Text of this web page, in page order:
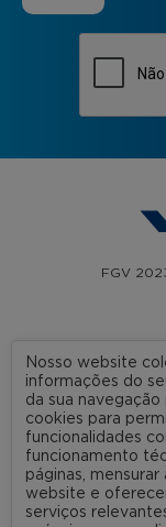
FGV
Nosso website
informações do
da sua
cookies para
funcionalidades
funcionamento
páginas, mensurar
website e
serviços